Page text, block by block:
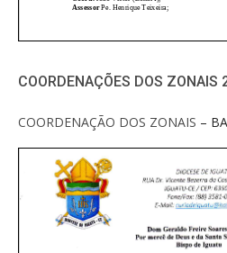
COORDENAÇÕES DOS
COORDENAÇÃO DOS ZONAIS –